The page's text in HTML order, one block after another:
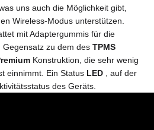
was uns auch die Möglichkeit gibt,
Wireless-Modus unterstützen.
mit Adaptergummis für die
zu dem des TPMS
Konstruktion, die sehr wenig
einnimmt. Ein Status LED
, auf der
des Geräts.